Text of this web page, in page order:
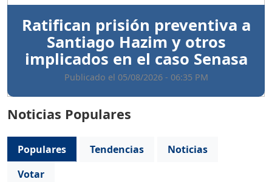
Ratifican prisión preventiva a
Santiago Hazim y otros
implicados en el caso Senasa
Publicado el 05/08/2026 - 06:35 PM
Noticias Populares
Populares Tendencias
Noticias
Votar